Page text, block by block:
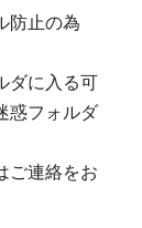
防止の為
ダに入る可
惑フォルダ
ご連絡をお